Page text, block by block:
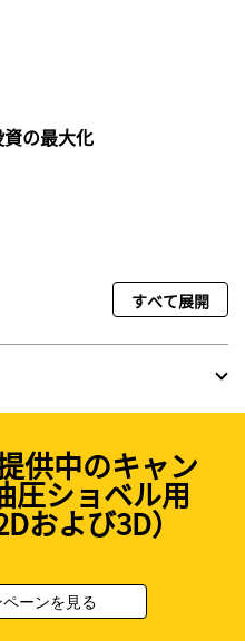
の最大化
すべて展開
供中のキャン
圧ショベル用
および3D）
ーンを見る